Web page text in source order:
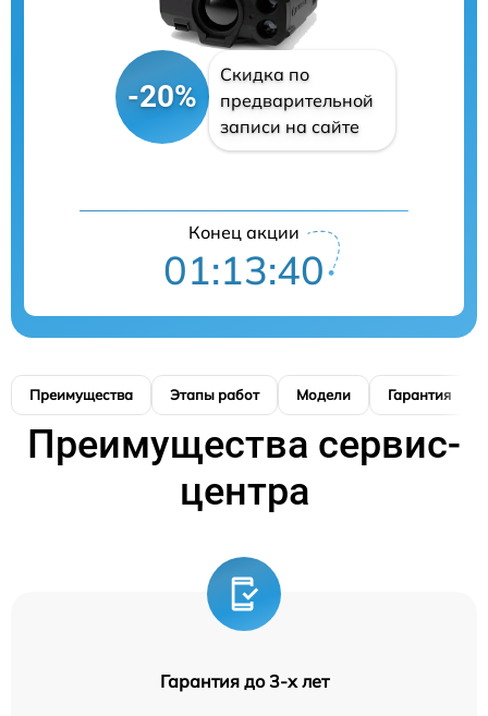
-20%
Скидка по
предварительной
записи на сайте
Конец акции
01:13:39
Преимущества Этапы работ Модели Гарантия
Преимущества сервис-
центра
Гарантия до 3-х лет